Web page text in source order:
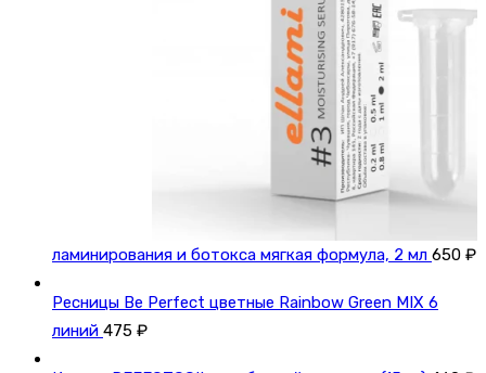
ламинирования и ботокса мягкая формула, 2 мл 650 ₽
Ресницы Be Perfect цветные Rainbow Green MIX 6
линий 475 ₽